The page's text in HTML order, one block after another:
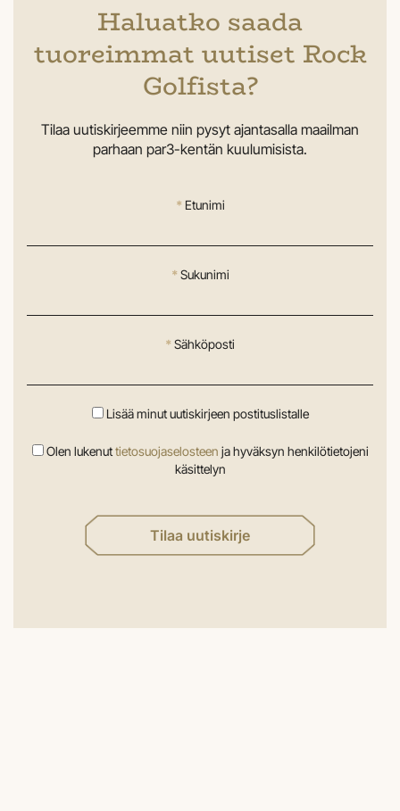
Haluatko saada
tuoreimmat uutiset Rock
Golfista?
Tilaa uutiskirjeemme niin pysyt ajantasalla maailman
parhaan par3-kentän kuulumisista.
*Etunimi
*Sukunimi
*Sähköposti
Lisää minut uutiskirjeen postituslistalle
Olen lukenuttietosuojaselosteen ja hyväksyn henkilötietojeni
käsittelyn
Tilaa uutiskirje